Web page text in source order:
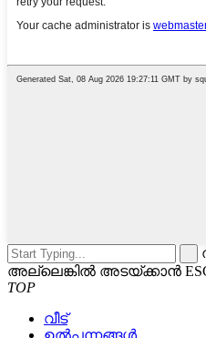
അല്ലെങ്കിൽ അടയ്ക്കാൻ
TOP
വീട്
ഉൽപ്പന്നങ്ങൾ